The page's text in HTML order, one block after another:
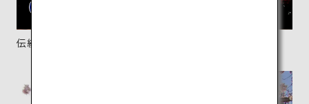
伝統的な漁法を再現した鵜飼は、夏の風物詩。